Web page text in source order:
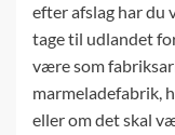
efter afslag har du
tage til udlandet
være som
marmeladefabrik,
eller om det skal